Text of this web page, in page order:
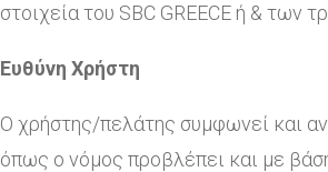
στοιχεία του SBC GREECE ή & των
Ευθύνη Χρήστη
Ο χρήστης/πελάτης συμφωνεί και
όπως ο νόμος προβλέπει και με